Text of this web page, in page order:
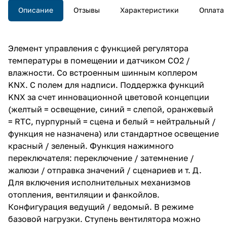
Описание Отзывы Характеристики Оплата
Элемент управления с функцией регулятора
температуры в помещении и датчиком CO2 /
влажности. Со встроенным шинным коплером
KNX. С полем для надписи. Поддержка функций
KNX за счет инновационной цветовой концепции
(желтый = освещение, синий = слепой, оранжевый
= RTC, пурпурный = сцена и белый = нейтральный /
функция не назначена) или стандартное освещение
красный / зеленый. Функция нажимного
переключателя: переключение / затемнение /
жалюзи / отправка значений / сценариев и т. Д.
Для включения исполнительных механизмов
отопления, вентиляции и фанкойлов.
Конфигурация ведущий / ведомый. В режиме
базовой нагрузки. Ступень вентилятора можно